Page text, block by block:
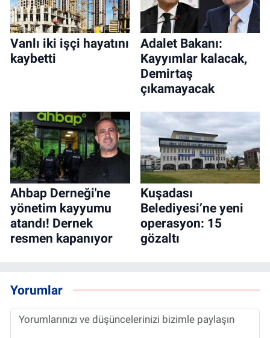
Vanlı iki işçi hayatını
kaybetti
Adalet Bakanı:
Kayyımlar kalacak,
Demirtaş
çıkamayacak
Ahbap Derneği'ne
yönetim kayyumu
atandı! Dernek
resmen kapanıyor
Kuşadası
Belediyesi’ne yeni
operasyon: 15
gözaltı
Yorumlar